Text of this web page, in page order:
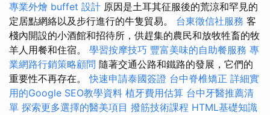
專業外燴 buffet 設計 原因是土耳其征服後的荒涼和罕見的
定居點網絡以及步行進行的牛隻貿易。 台東徵信社服務 客
棧內開設的小酒館和招待所，供趕集的農民和放牧牲畜的牧
羊人用餐和住宿。 學習按摩技巧 豐富美味的自助餐服務 專
業網路行銷策略顧問 隨著交通公路和鐵路的發展，它們的
重要性不再存在。快速申請泰國簽證 台中脊椎矯正 詳細實
用的Google SEO教學資料 植牙費用估算 台中牙醫推薦清
單 探索更多選擇的醫美項目 撥筋技術課程 HTML基礎知識